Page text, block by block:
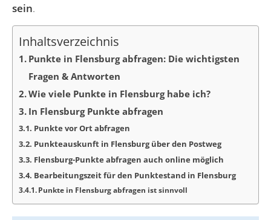
sein.
Inhaltsverzeichnis
Punkte in Flensburg abfragen: Die wichtigsten
Fragen & Antworten
Wie viele Punkte in Flensburg habe ich?
In Flensburg Punkte abfragen
Punkte vor Ort abfragen
Punkteauskunft in Flensburg über den Postweg
Flensburg-Punkte abfragen auch online möglich
Bearbeitungszeit für den Punktestand in Flensburg
Punkte in Flensburg abfragen ist sinnvoll